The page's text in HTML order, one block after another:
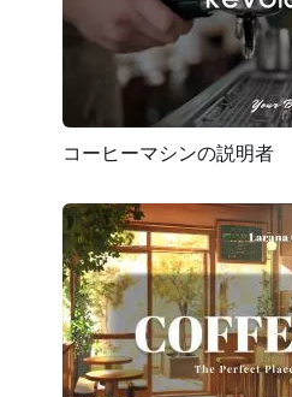
プレビュー
コーヒーマシンの説明者